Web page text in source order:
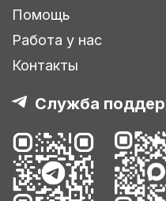
Помощь
Работа у нас
Контакты
Служба